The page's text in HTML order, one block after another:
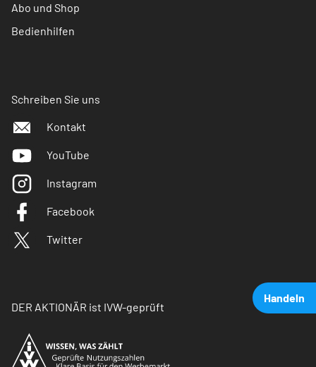
Handeln
Abo und Shop
Bedienhilfen
Schreiben Sie uns
Kontakt
YouTube
Instagram
Facebook
Twitter
DER AKTIONÄR ist IVW-geprüft